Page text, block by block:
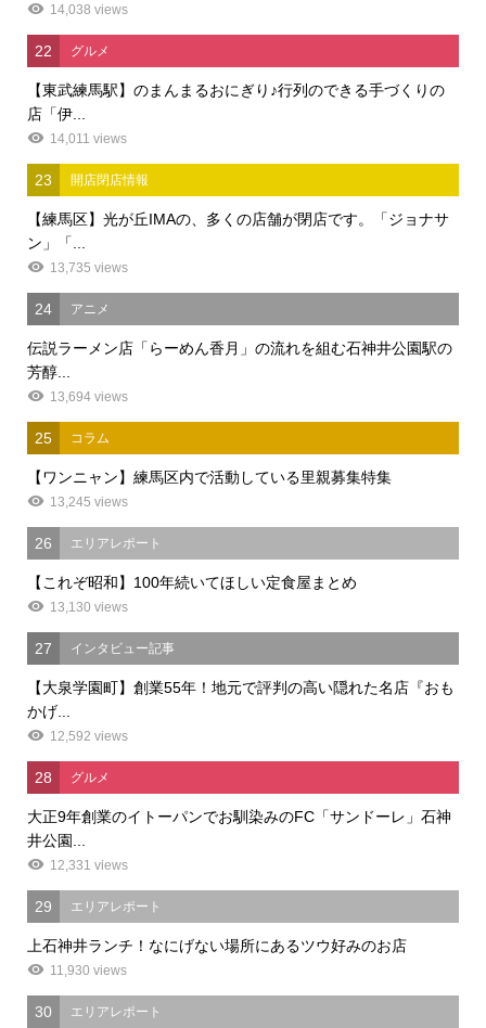
14,038 views
22 グルメ
【東武練馬駅】のまんまるおにぎり♪行列のできる手づくりの
店「伊...
14,011 views
23 開店閉店情報
【練馬区】光が丘IMAの、多くの店舗が閉店です。「ジョナサ
ン」「...
13,735 views
24 アニメ
伝説ラーメン店「らーめん香月」の流れを組む石神井公園駅の
芳醇...
13,694 views
25 コラム
【ワンニャン】練馬区内で活動している里親募集特集
13,245 views
26 エリアレポート
【これぞ昭和】100年続いてほしい定食屋まとめ
13,130 views
27 インタビュー記事
【大泉学園町】創業55年！地元で評判の高い隠れた名店『おも
かげ...
12,592 views
28 グルメ
大正9年創業のイトーパンでお馴染みのFC「サンドーレ」石神
井公園...
12,331 views
29 エリアレポート
上石神井ランチ！なにげない場所にあるツウ好みのお店
11,930 views
30 エリアレポート